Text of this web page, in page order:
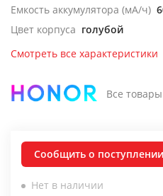
Емкость аккумулятора (мА/ч)
Цвет корпуса голубой
Смотреть все характеристики
Все
Сообщить о поступлении
Нет в наличии